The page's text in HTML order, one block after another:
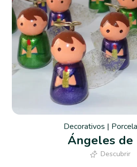
Decorativos |
Ángeles de
Descubrir